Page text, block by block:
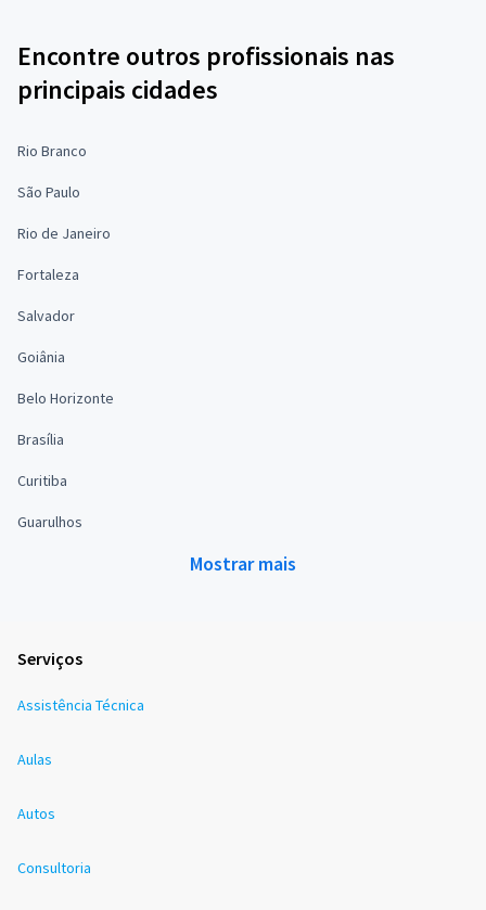
Encontre outros profissionais nas
principais cidades
Rio Branco
São Paulo
Rio de Janeiro
Fortaleza
Salvador
Goiânia
Belo Horizonte
Brasília
Curitiba
Guarulhos
Mostrar mais
Serviços
Assistência Técnica
Aulas
Autos
Consultoria